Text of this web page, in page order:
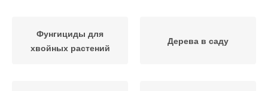
Фунгициды для
хвойных растений
Дерева в саду